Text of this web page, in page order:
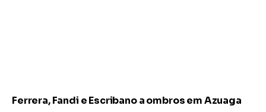
Ferrera, Fandi e Escribano a ombros em Azuaga